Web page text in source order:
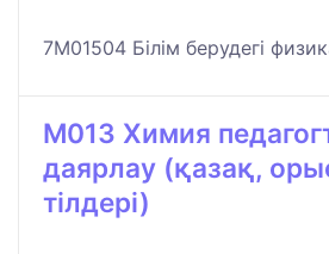
7M01504 Білім берудегі
M013 Химия
даярлау (қазақ,
тілдері)